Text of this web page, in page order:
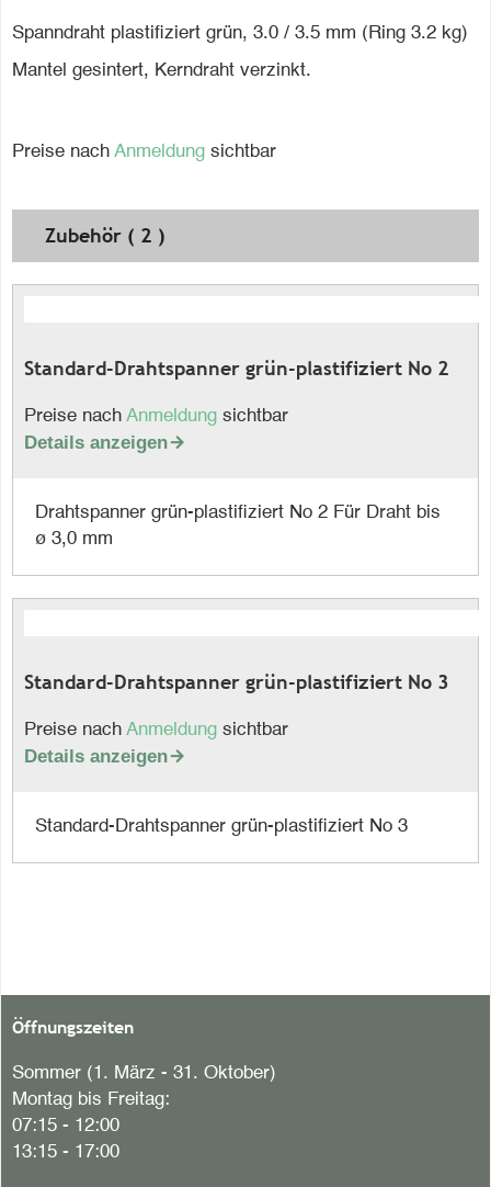
Spanndraht plastifiziert grün, 3.0 / 3.5 mm (Ring 3.2 kg)
Mantel gesintert, Kerndraht verzinkt.
Preise nach Anmeldung sichtbar
Zubehör ( 2 )
Standard-Drahtspanner grün-plastifiziert No 2
Preise nach Anmeldung sichtbar
Details anzeigen
Drahtspanner grün-plastifiziert No 2 Für Draht bis
ø 3,0 mm
Standard-Drahtspanner grün-plastifiziert No 3
Preise nach Anmeldung sichtbar
Details anzeigen
Standard-Drahtspanner grün-plastifiziert No 3
Öffnungszeiten
Sommer (1. März - 31. Oktober)
Montag bis Freitag:
07:15 - 12:00
13:15 - 17:00